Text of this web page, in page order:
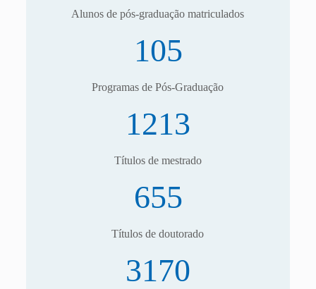
Alunos de pós-graduação matriculados
105
Programas de Pós-Graduação
1213
Títulos de mestrado
655
Títulos de doutorado
3170